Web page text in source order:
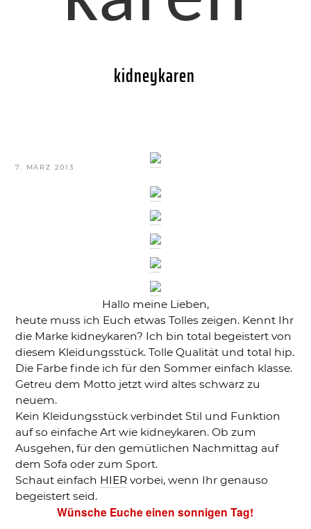
VERÖFFENTLICHT
7. MÄRZ 2013
kidneykaren
Hallo meine Lieben,
heute muss ich Euch etwas Tolles zeigen. Kennt Ihr
die Marke kidneykaren? Ich bin total begeistert von
diesem Kleidungsstück. Tolle Qualität und total hip.
Die Farbe finde ich für den Sommer einfach klasse.
Getreu dem Motto jetzt wird altes schwarz zu
neuem.
Kein Kleidungsstück verbindet Stil und Funktion
auf so einfache Art wie kidneykaren. Ob zum
Ausgehen, für den gemütlichen Nachmittag auf
dem Sofa oder zum Sport.
Schaut einfach HIER vorbei, wenn Ihr genauso
begeistert seid.
Wünsche Euche einen sonnigen Tag!